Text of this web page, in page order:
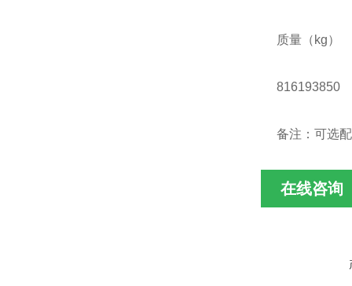
质量（kg）
816193850
备注：可选
在线咨询